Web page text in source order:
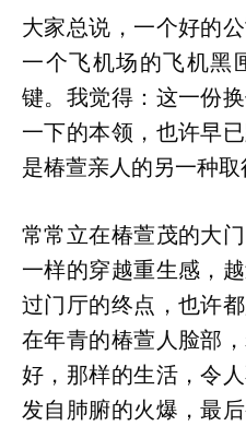
大家总说，一个好的
一个飞机场的飞机黑
键。我觉得：这一份
一下的本领，也许早
是椿萱亲人的另一种
常常立在椿萱茂的大
一样的穿越重生感，
过门厅的终点，也许
在年青的椿萱人脸部
好，那样的生活，令
发自肺腑的火爆，最